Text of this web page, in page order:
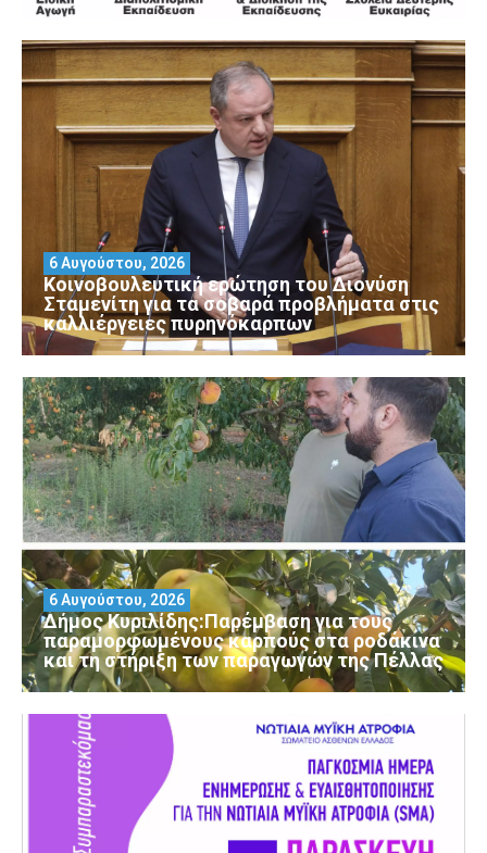
Κοινοβουλευτική ερώτηση του Διονύση
Σταμενίτη για τα σοβαρά προβλήματα στις
καλλιέργειες πυρηνόκαρπων
6 Αυγούστου, 2026
Δήμος Κυριλίδης:Παρέμβαση για τους
παραμορφωμένους καρπούς στα ροδάκινα
και τη στήριξη των παραγωγών της Πέλλας
6 Αυγούστου, 2026